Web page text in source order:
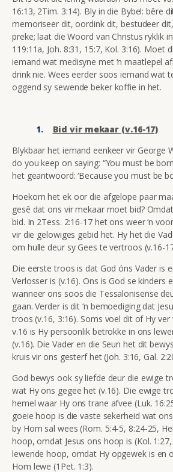
16:13, 2Tim. 3:14). Bly in die Bybel: bêre
memoriseer dit, oordink dit, bestudeer
preke; laat die Woord van Christus ryklik
119:11a, Joh. 8:31, 15:7, Kol. 3:16). Moet
iemand wat medisyne met ‘n maatlepel
drink nie. Wees eerder soos iemand wat
oggend sy sewende beker koffie in het.
Bid vir mekaar (v.16-17)
Blykbaar het iemand eenkeer vir George
do you keep on saying: “You must be
het geantwoord: ‘Because you must be
Hoekom het ek oor die afgelope paar
gesê dat ons vir mekaar moet bid?
bid. In 2Tess. 2:16-17 het ons weer ‘n
vir die gelowiges gebid het. Hy het die
om hulle deur sy Gees te vertroos (v.16-
Die eerste troos is dat God óns Vader is
Verlosser is (v.16). Ons is God se kinders
wanneer ons soos die Tessalonisense
gaan. Verder is dit ‘n bemoediging dat
troos (v.16, 3:16). Soms voel dit of Hy
v.16 is Hy persoonlik betrokke in ons
(v.16). Die Vader en die Seun het dit
kruis vir ons gesterf het (Joh. 3:16, Gal.
God bewys ook sy liefde deur die ewige
wat Hy ons gegee het (v.16). Die ewige
hemel waar Hy ons trane afvee (Luk.
goeie hoop is die vaste sekerheid wat
by Hom sal wees (Rom. 5:4-5, 8:24-25,
hoop, omdat Jesus ons hoop is (Kol. 1:27,
lewende hoop, omdat Hy opgewek is en
Hom lewe (1Pet. 1:3).